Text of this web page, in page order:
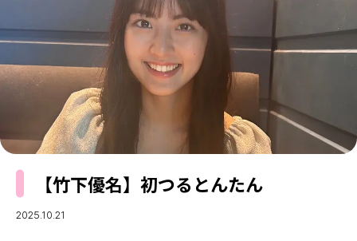
着痩せ
トレンドメイク
ベストコスメ
ヘアアレンジ・ヘアケア
スキンケア
ボディケア
スクールニュース
制服コーデ
学校ヘアメイク
勉強・受験・進路
ENTERTAINMENT
エンタメニュース
なにわ男子
K-POP
ライフスタイルニュース
JKランキング・アワード
モデルの購入品
お悩み相談
JK TREND
JKトレンドニュース
MODELS
MODEL'S BLOG
TikTok
Instagram
【竹下優名】初つるとんたん
2025.10.21